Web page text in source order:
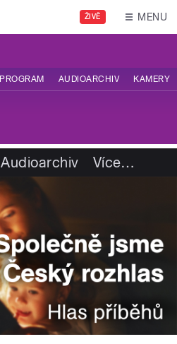
ŽIVĚ MENU
PROGRAM AUDIOARCHIV KAMERY
Audioarchiv Více…